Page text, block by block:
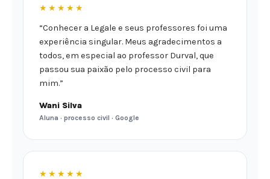
★★★★★
“Conhecer a Legale e seus professores foi uma
experiência singular. Meus agradecimentos a
todos, em especial ao professor Durval, que
passou sua paixão pelo processo civil para
mim.”
Wani Silva
Aluna · processo civil · Google
★★★★★